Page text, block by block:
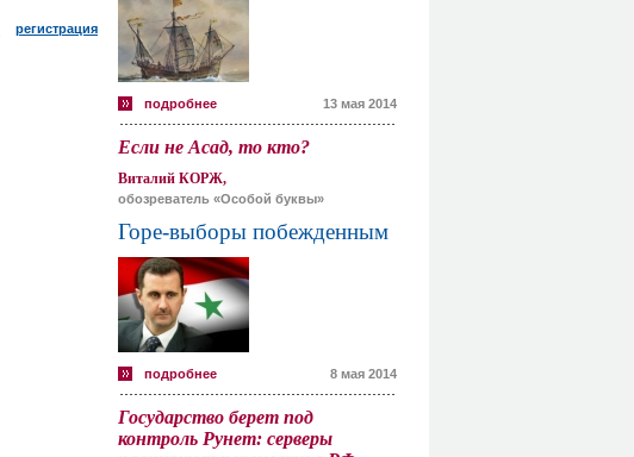
регистрация
подробнее 13 мая 2014
Если не Асад, то кто?
Виталий КОРЖ,
обозреватель «Особой буквы»
Горе-выборы побежденным
подробнее 8 мая 2014
Государство берет под
контроль Рунет: серверы